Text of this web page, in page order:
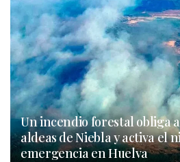
Un incendio forestal obliga
aldeas de Niebla y activa el
emergencia en Huelva